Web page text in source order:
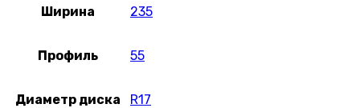
Ширина 235
Профиль 55
Диаметр диска R17